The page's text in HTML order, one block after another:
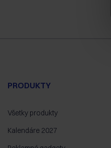
PRODUKTY
Všetky produkty
Kalendáre 2027